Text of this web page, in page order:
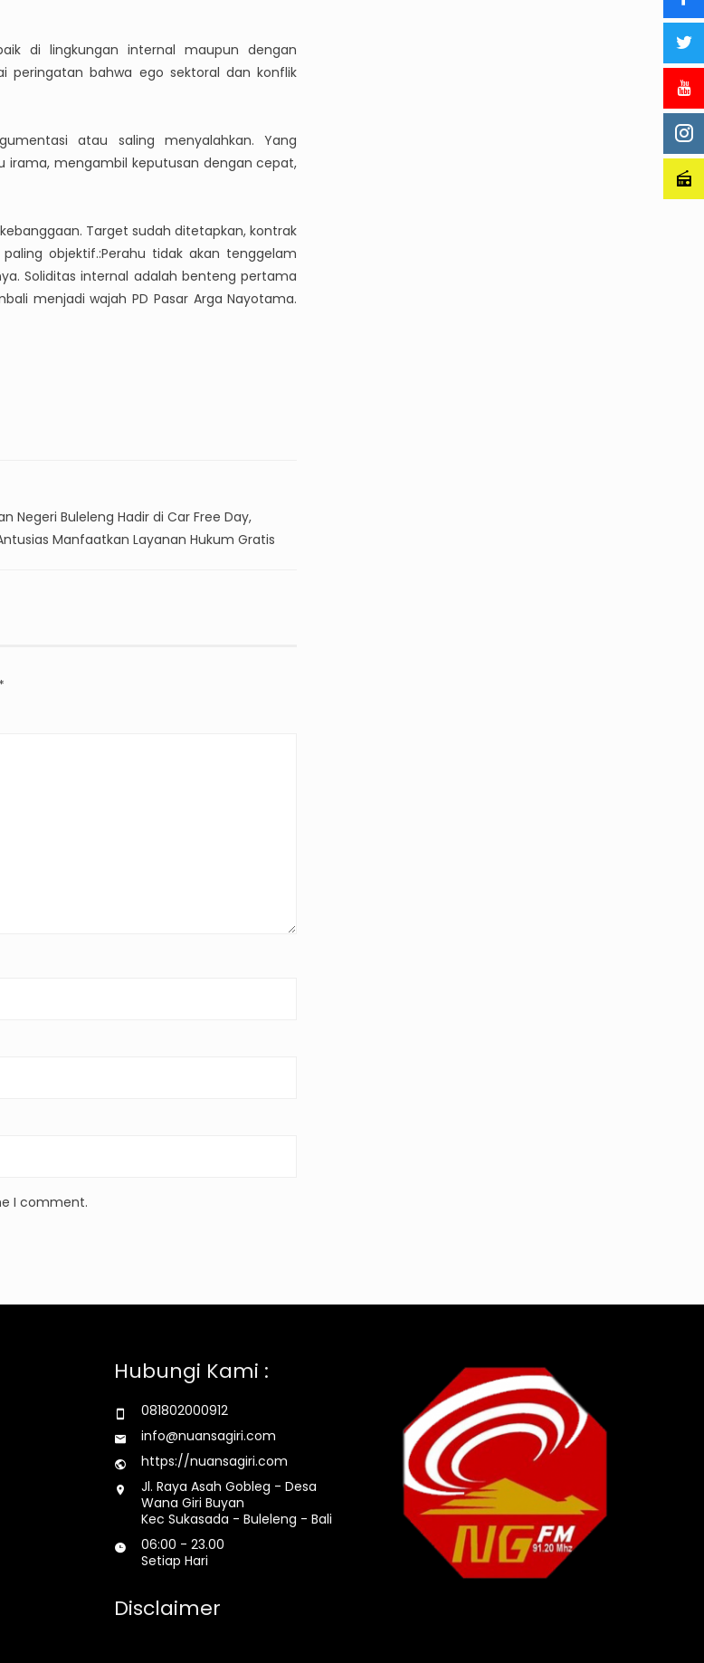
di lingkungan internal maupun dengan
peringatan bahwa ego sektoral dan konflik
atau saling menyalahkan. Yang
mengambil keputusan dengan cepat,
Target sudah ditetapkan, kontrak
objektif.:Perahu tidak akan tenggelam
Soliditas internal adalah benteng pertama
menjadi wajah PD Pasar Arga Nayotama.
Negeri Buleleng Hadir di Car Free Day,
Manfaatkan Layanan Hukum Gratis
*
I comment.
Hubungi Kami :
081802000912
info@nuansagiri.com
https://nuansagiri.com
Jl. Raya Asah Gobleg - Desa
Wana Giri Buyan
Kec Sukasada - Buleleng - Bali
06:00 - 23.00
Setiap Hari
Disclaimer